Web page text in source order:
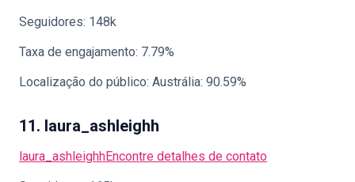
Seguidores: 148k
Taxa de engajamento: 7.79%
Localização do público: Austrália: 90.59%
11. laura_ashleighh
laura_ashleighhEncontre detalhes de contato